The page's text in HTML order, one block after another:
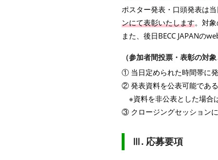
ポスター発表・口頭発表は
ンにて表彰いたします。対
また、後日BECC JAPANの
（参加者間投票・表彰の対
① 当日定められた時間帯に
② 発表資料を公表可能であ
※資料を非公表とした場合
③ クロージングセッション
Ⅲ. 応募要項